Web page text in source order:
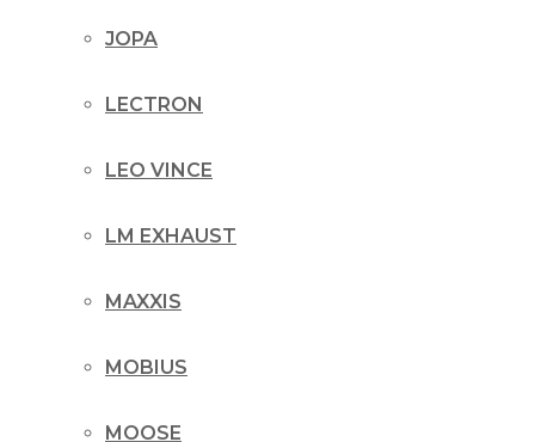
JOPA
LECTRON
LEO VINCE
LM EXHAUST
MAXXIS
MOBIUS
MOOSE